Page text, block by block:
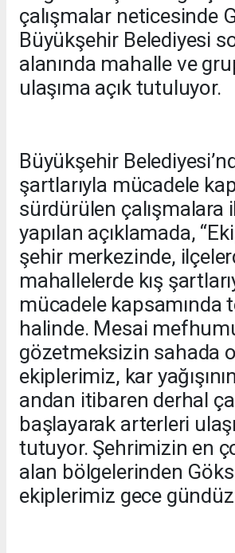
çalışmalar neticesinde
Büyükşehir Belediyesi
alanında mahalle ve
ulaşıma açık tutuluyor.
Büyükşehir
şartlarıyla mücadele
sürdürülen çalışmalara
yapılan açıklamada,
şehir merkezinde,
mahallelerde kış
mücadele kapsamında
halinde. Mesai
gözetmeksizin sahada
ekiplerimiz, kar
andan itibaren derhal
başlayarak arterleri
tutuyor. Şehrimizin en
alan bölgelerinden
ekiplerimiz gece